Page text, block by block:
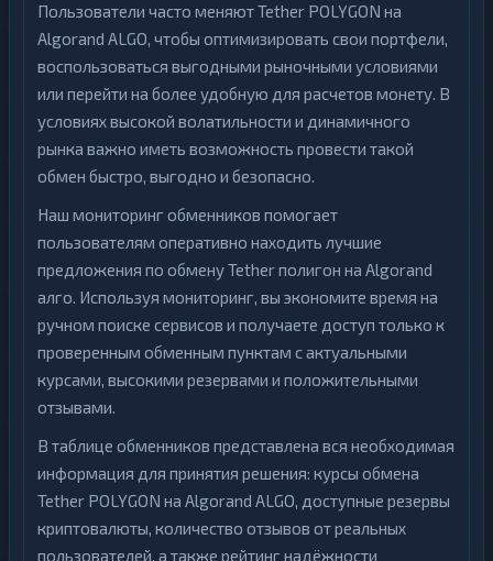
Пользователи часто меняют Tether POLYGON на
Algorand ALGO, чтобы оптимизировать свои портфели,
воспользоваться выгодными рыночными условиями
или перейти на более удобную для расчетов монету. В
условиях высокой волатильности и динамичного
рынка важно иметь возможность провести такой
обмен быстро, выгодно и безопасно.
Наш мониторинг обменников помогает
пользователям оперативно находить лучшие
предложения по обмену Tether полигон на Algorand
алго. Используя мониторинг, вы экономите время на
ручном поиске сервисов и получаете доступ только к
проверенным обменным пунктам с актуальными
курсами, высокими резервами и положительными
отзывами.
В таблице обменников представлена вся необходимая
информация для принятия решения: курсы обмена
Tether POLYGON на Algorand ALGO, доступные резервы
криптовалюты, количество отзывов от реальных
пользователей, а также рейтинг надёжности